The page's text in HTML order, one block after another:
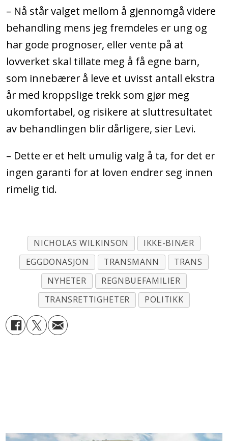
– Nå står valget mellom å gjennomgå videre
behandling mens jeg fremdeles er ung og
har gode prognoser, eller vente på at
lovverket skal tillate meg å få egne barn,
som innebærer å leve et uvisst antall ekstra
år med kroppslige trekk som gjør meg
ukomfortabel, og risikere at sluttresultatet
av behandlingen blir dårligere, sier Levi.
– Dette er et helt umulig valg å ta, for det er
ingen garanti for at loven endrer seg innen
rimelig tid.
NICHOLAS WILKINSON
IKKE-BINÆR
EGGDONASJON
TRANSMANN
TRANS
NYHETER
REGNBUEFAMILIER
TRANSRETTIGHETER
POLITIKK